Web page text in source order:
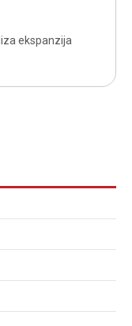
ekspanzija